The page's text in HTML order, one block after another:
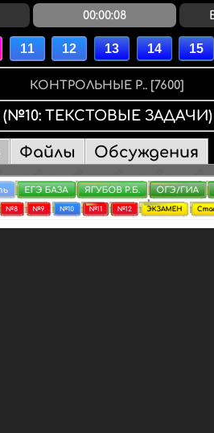
КОНТРОЛЬНЫЕ Р.. [7600]
(№10: ТЕКСТОВЫЕ ЗАДАЧИ)
Файлы Обсуждения
00:00:08